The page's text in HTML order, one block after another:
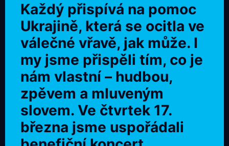
Každý přispívá na pomoc
Ukrajině, která se ocitla ve
válečné vřavě, jak může. I
my jsme přispěli tím, co je
nám vlastní – hudbou,
zpěvem a mluveným
slovem. Ve čtvrtek 17.
března jsme uspořádali